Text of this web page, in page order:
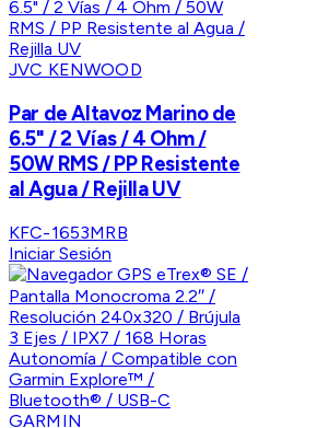
JVC KENWOOD
Par de Altavoz Marino de
6.5" / 2 Vías / 4 Ohm /
50W RMS / PP Resistente
al Agua / Rejilla UV
KFC-1653MRB
Iniciar Sesión
GARMIN